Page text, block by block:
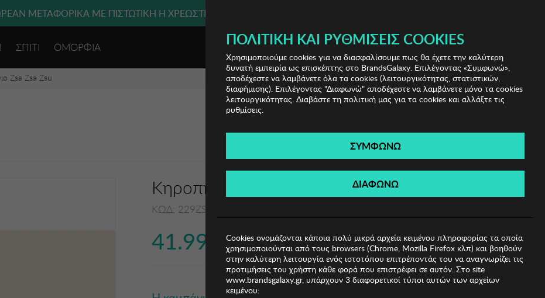
ΜΕΤΑΦΟΡΙΚΑ ΜΕ ΠΙΣΤΩΤΙΚΗ Ή ΧΡΕΩΣΤΙΚΗ ΚΑΡΤΑ, PAYPAL & IRIS!
ΣΠΙΤΙ ΟΜΟΡΦΙΑ (0)
Zsa Zsa Zsu
Κηροπήγιο Zsa Zsa Zsu
ΚΩΔ: 229ZSU1121
41.99€
ΠΟΛΙΤΙΚΉ ΚΑΙ ΡΥΘΜΊΣΕΙΣ COOKIES
Χρησιμοποιούμε cookies για να διασφαλίσουμε πως θα έχετε την καλύτερη
δυνατή εμπειρία ως επισκέπτης στο BrandsGalaxy. Επιλέγοντας «Συμφωνώ»,
αποδέχεστε να λαμβάνετε όλα τα cookies (λειτουργικότητας, στατιστικών,
διαφήμισης). Επιλέγοντας "Διαφωνώ" αποδέχεστε να λαμβάνετε μόνο τα cookies
λειτουργικότητας. Διαβάστε τη πολιτική μας για τα cookies και αλλάξτε τις
ρυθμίσεις.
ΣΥΜΦΩΝΩ
ΔΙΑΦΩΝΩ
Cookies ονομάζονται κάποια πολύ μικρά αρχεία κειμένου πληροφορίας τα οποία
χρησιμοποιούνται από τους browsers (Chrome, Mozilla Firefox κλπ) και βοηθούν
στην καλύτερη λειτουργία ενός ιστοτόπου επιτρέποντάς του να αναγνωρίζει τις
προτιμήσεις του χρήστη κάθε φορά που επιστρέφει σε αυτόν. Στο site
www.brandsgalaxy.gr, υπάρχουν 3 διαφορετικοί τύποι αυτών των αρχείων
κειμένου: